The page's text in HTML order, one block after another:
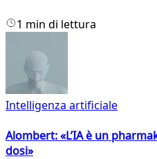
1 min di lettura
Intelligenza artificiale
Alombert: «L’IA è un
dosi»